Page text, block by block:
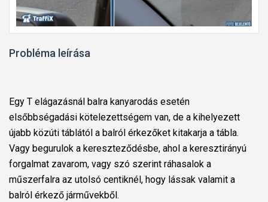
Probléma leírása
Egy T elágazásnál balra kanyarodás esetén
elsőbbségadási kötelezettségem van, de a kihelyezett
újabb közúti táblától a balról érkezőket kitakarja a tábla.
Vagy begurulok a kereszteződésbe, ahol a keresztirányú
forgalmat zavarom, vagy szó szerint ráhasalok a
műszerfalra az utolsó centiknél, hogy lássak valamit a
balról érkező járművekből.